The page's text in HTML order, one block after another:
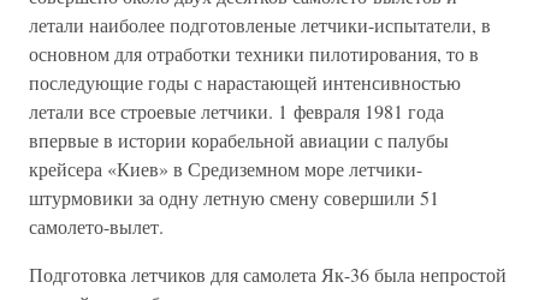
летали наиболее подготовленые летчики-испытатели, в
основном для отработки техники пилотирования, то в
последующие годы с нарастающей интенсивностью
летали все строевые летчики. 1 февраля 1981 года
впервые в истории корабельной авиации с палубы
крейсера «Киев» в Средиземном море летчики-
штурмовики за одну летную смену совершили 51
самолето-вылет.
Подготовка летчиков для самолета Як-36 была непростой